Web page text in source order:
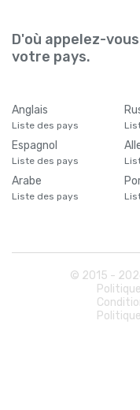
D'où appelez-
votre pays.
Anglais
Liste des pays
Espagnol
Liste des pays
Arabe
Liste des pays
© 2015 -